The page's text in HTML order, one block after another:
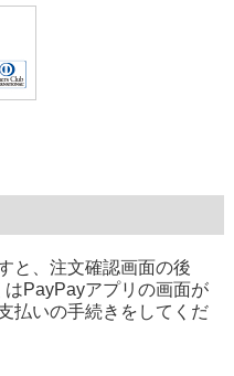
と、注文確認画面の後
PayPayアプリの画面が
払いの手続きをしてくだ